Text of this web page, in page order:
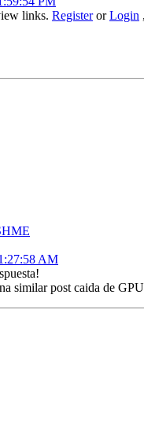
links. RegisterorLogin
AM
similar post caida de